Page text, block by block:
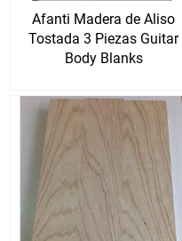
Afanti Madera de Aliso
Tostada 3 Piezas Guitar
Body Blanks